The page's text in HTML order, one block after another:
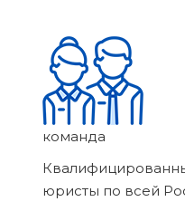
команда
юристы по всей